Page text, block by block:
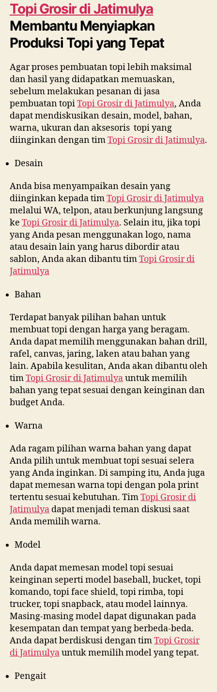
Topi Grosir di Jatimulya
Membantu Menyiapkan
Produksi Topi yang Tepat
Agar proses pembuatan topi lebih maksimal
dan hasil yang didapatkan memuaskan,
sebelum melakukan pesanan di jasa
pembuatan topiTopi Grosir diJatimulya, Anda
dapat mendiskusikan desain, model, bahan,
warna, ukuran dan aksesoris topi yang
diinginkan dengan timTopi Grosir diJatimulya.
Desain
Anda bisa menyampaikan desain yang
diinginkan kepada timTopi Grosir diJatimulya
melalui WA, telpon, atau berkunjung langsung
ke Topi Grosir diJatimulya. Selain itu, jika topi
yang Anda pesan menggunakan logo, nama
atau desain lain yang harus dibordir atau
sablon, Anda akan dibantu timTopi Grosir di
Jatimulya
Bahan
Terdapat banyak pilihan bahan untuk
membuat topi dengan harga yang beragam.
Anda dapat memilih menggunakan bahan drill,
rafel, canvas, jaring, laken atau bahan yang
lain. Apabila kesulitan, Anda akan dibantu oleh
timTopi Grosir diJatimulyauntuk memilih
bahan yang tepat sesuai dengan keinginan dan
budget Anda.
Warna
Ada ragam pilihan warna bahan yang dapat
Anda pilih untuk membuat topi sesuai selera
yang Anda inginkan. Di samping itu, Anda juga
dapat memesan warna topi dengan pola print
tertentu sesuai kebutuhan. TimTopi Grosir di
Jatimulya dapat menjadi teman diskusi saat
Anda memilih warna.
Model
Anda dapat memesan model topi sesuai
keinginan seperti model baseball, bucket, topi
komando, topi face shield, topi rimba, topi
trucker, topi snapback, atau model lainnya.
Masing-masing model dapat digunakan pada
kesempatan dan tempat yang berbeda-beda.
Anda dapat berdiskusi dengan timTopi Grosir
diJatimulyauntuk memilih model yang tepat.
Pengait